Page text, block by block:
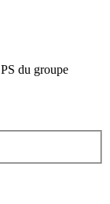
du groupe